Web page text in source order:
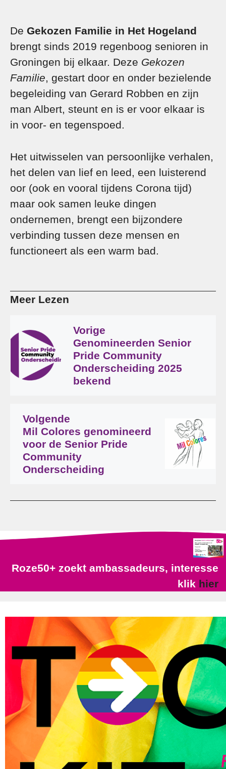
De Gekozen Familie in Het Hogeland
brengt sinds 2019 regenboog senioren in
Groningen bij elkaar. Deze Gekozen
Familie, gestart door en onder bezielende
begeleiding van Gerard Robben en zijn
man Albert, steunt en is er voor elkaar is
in voor- en tegenspoed.
Het uitwisselen van persoonlijke verhalen,
het delen van lief en leed, een luisterend
oor (ook en vooral tijdens Corona tijd)
maar ook samen leuke dingen
ondernemen, brengt een bijzondere
verbinding tussen deze mensen en
functioneert als een warm bad.
Meer Lezen
Vorige
Genomineerden Senior
Pride Community
Onderscheiding 2025
bekend
Volgende
Mil Colores genomineerd
voor de Senior Pride
Community
Onderscheiding
Roze50+ zoekt ambassadeurs, interesse
klik hier